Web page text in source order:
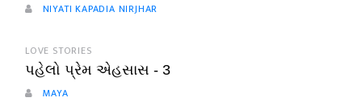
NIYATI KAPADIA NIRJHAR
LOVE STORIES
પહેલો પ્રેમ એહસાસ - 3
MAYA